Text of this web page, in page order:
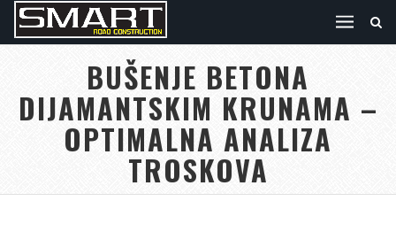
BUŠENJE BETONA
DIJAMANTSKIM KRUNAMA –
OPTIMALNA ANALIZA
TROSKOVA